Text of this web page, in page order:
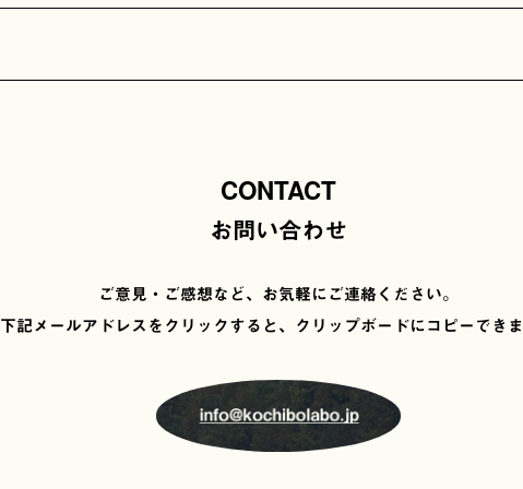
CONTACT
お問い合わせ
ご意見・ご感想など、お気軽にご連絡ください。
下記メールアドレスをクリックすると、
クリップボードにコピーでき